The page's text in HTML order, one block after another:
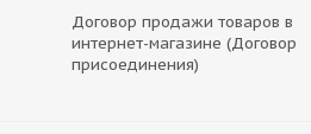
Договор продажи товаров в
интернет-магазине (Договор
присоединения)